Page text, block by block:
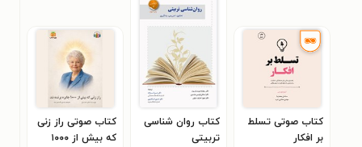
کتاب صوتی تسلط
بر افکار
کتاب روان شناسی
تربیتی
کتاب صوتی راز زنی
که بیش از ۱۰۰۰